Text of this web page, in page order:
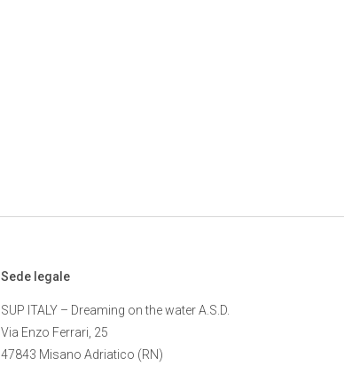
Sede legale
SUP ITALY – Dreaming on the water A.S.D.
Via Enzo Ferrari, 25
47843 Misano Adriatico (RN)